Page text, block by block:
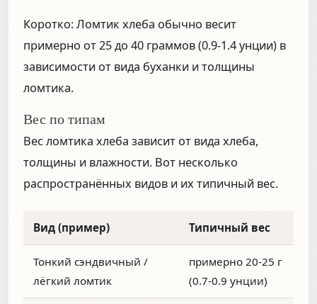
Коротко:Ломтик хлеба обычно весит
примерно от 25 до 40 граммов (0.9-1.4 унции) в
зависимости от вида буханки и толщины
ломтика.
Вес по типам
Вес ломтика хлеба зависит от вида хлеба,
толщины и влажности. Вот несколько
распространённых видов и их типичный вес.
Вид (пример) Типичный вес
Тонкий сэндвичный /
лёгкий ломтик
примерно 20-25 г
(0.7-0.9 унции)